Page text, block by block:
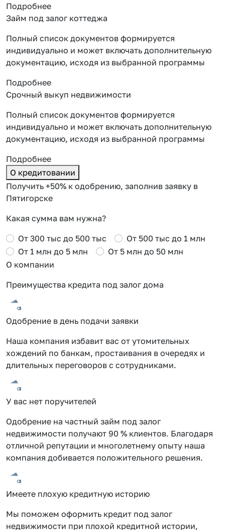
Подробнее
Займ под залог коттеджа
Полный список документов формируется
индивидуально и может включать дополнительную
документацию, исходя из выбранной программы
Подробнее
Срочный выкуп недвижимости
Полный список документов формируется
индивидуально и может включать дополнительную
документацию, исходя из выбранной программы
Подробнее
О кредитовании
Получить +50% к одобрению, заполнив заявку в
Пятигорске
Какая сумма вам нужна?
От 300 тыс до 500 тыс
От 500 тыс до 1 млн
От 1 млн до 5 млн
От 5 млн до 50 млн
О компании
Преимущества кредита под залог дома
Одобрение в день подачи заявки
Наша компания избавит вас от утомительных
хождений по банкам, простаивания в очередях и
длительных переговоров с сотрудниками.
У вас нет поручителей
Одобрение на частный займ под залог
недвижимости получают 90 % клиентов. Благодаря
отличной репутации и многолетнему опыту наша
компания добивается положительного решения.
Имеете плохую кредитную историю
Мы поможем оформить кредит под залог
недвижимости при плохой кредитной истории,